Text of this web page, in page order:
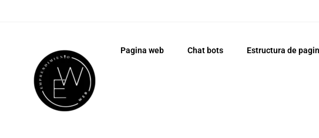
Pagina web Chat bots Estructura de